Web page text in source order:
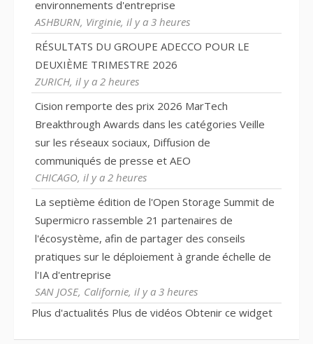
environnements d'entreprise
ASHBURN, Virginie, il y a 3 heures
RÉSULTATS DU GROUPE ADECCO POUR LE
DEUXIÈME TRIMESTRE 2026
ZURICH, il y a 2 heures
Cision remporte des prix 2026 MarTech
Breakthrough Awards dans les catégories Veille
sur les réseaux sociaux, Diffusion de
communiqués de presse et AEO
CHICAGO, il y a 2 heures
La septième édition de l'Open Storage Summit de
Supermicro rassemble 21 partenaires de
l'écosystème, afin de partager des conseils
pratiques sur le déploiement à grande échelle de
l'IA d'entreprise
SAN JOSE, Californie, il y a 3 heures
Plus d'actualités Plus de vidéos Obtenir ce widget